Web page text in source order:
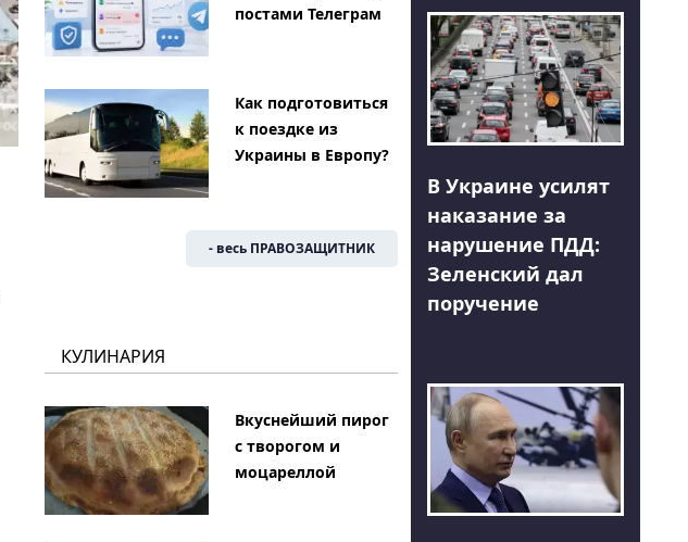
постами Телеграм
Как подготовиться
к поездке из
Украины в Европу?
- весь ПРАВОЗАЩИТНИК
КУЛИНАРИЯ
Вкуснейший пирог
с творогом и
моцареллой
В Украине усилят
наказание за
нарушение ПДД:
Зеленский дал
поручение